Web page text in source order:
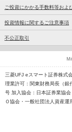
ご投資にかかる手数料等およ
投資情報に関するご注意事項
不公正取引
三菱UFJ eスマート証券株式
理業許可：関東財務局長（銀
号 加入協会：日本証券業協
Ｏ協会・一般社団法人資産